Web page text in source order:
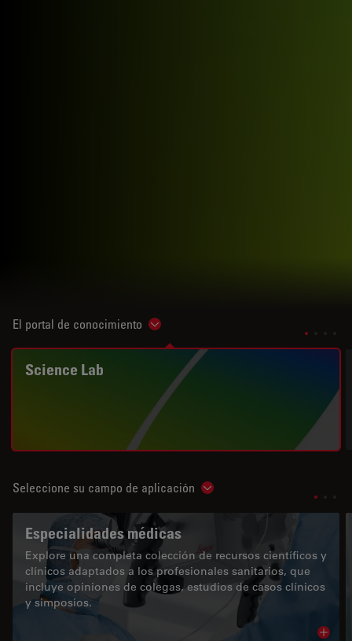
El portal de conocimiento Show subnavigation
Science Lab
Seleccione su campo de aplicación Show subnavigation
Especialidades médicas
Explore una completa colección de recursos científicos y
clínicos adaptados a los profesionales sanitarios, que
incluye opiniones de colegas, estudios de casos clínicos
y simposios.